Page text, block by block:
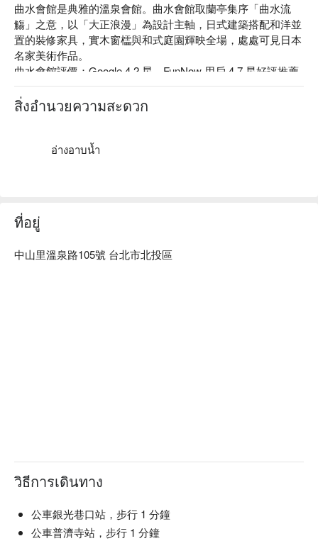
曲水會館是典雅的溫泉會館。曲水會館取蘭亭集序「曲水流
觴」之意，以「大正浪漫」為設計主軸，日式建築搭配和洋並
置的裝修家具，實木窗櫺與和式庭園輝映全場，處處可見日本
名家美術作品。
曲水會館評價：Google 4.2 星、FunNow 用戶 4.7 星好評推薦
曲水會館推薦：距公車銀光巷口站僅需步行 1 分鐘，鄰近地熱
谷和北投溫泉博物館。一走進館內隨即被大聽的歐系裝潢所吸
房」，泡完湯的同時不妨多停留一下，細心感受來自北投的溫
สิ่งอำนวยความสะดวก
อ่างอาบน้ำ
ที่อยู่
中山里溫泉路105號 台北市北投區
วิธีการเดินทาง
公車銀光巷口站，步行 1 分鐘
公車普濟寺站，步行 1 分鐘